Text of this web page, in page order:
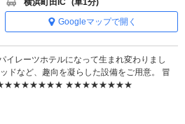
横浜町田IC (車1分)
Googleマップで開く
レーツホテルになって生まれ変わりまし
など、趣向を凝らした設備をご用意。 冒
い♪ ★★★★★★★★ ★★★★★★★★